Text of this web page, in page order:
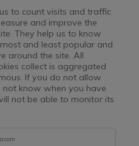
to count visits and traffic
and improve the
They help us to know
and least popular and
around the site. All
collect is aggregated
If you do not allow
not know when you have
not be able to monitor its